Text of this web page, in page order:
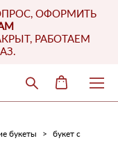
ОФОРМИТЬ
РАБОТАЕМ
букеты > букет с